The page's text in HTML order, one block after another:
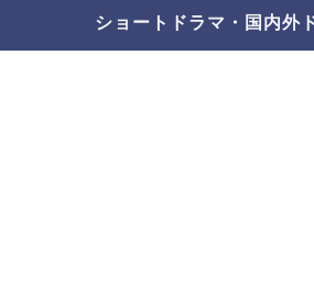
ショートドラマ・国内外